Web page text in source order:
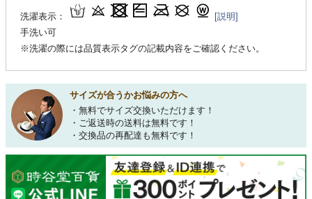
洗濯表示：
[説明]
手洗い可
※洗濯の際には品質表示タグの記載内容をご確認ください。
サイズが合うかお悩みの方へ
・無料でサイズ交換いただけます！
・ご返送時の送料は無料です！
・交換品の再配達も無料です！